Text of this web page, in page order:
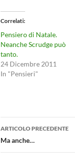
Correlati
Pensiero di Natale.
Neanche Scrudge può
tanto.
24 Dicembre 2011
In "Pensieri"
Navigazione
articolo
ARTICOLO PRECEDENTE
Ma anche…